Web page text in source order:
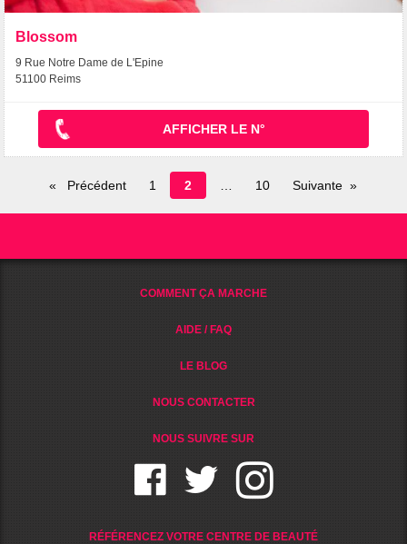
Blossom
9 Rue Notre Dame de L'Epine
51100 Reims
AFFICHER LE N°
Précédent 1
Page
en
2 10 Suivante
COMMENT ÇA MARCHE
AIDE / FAQ
LE BLOG
NOUS CONTACTER
NOUS SUIVRE SUR
RÉFÉRENCEZ VOTRE CENTRE DE BEAUTÉ